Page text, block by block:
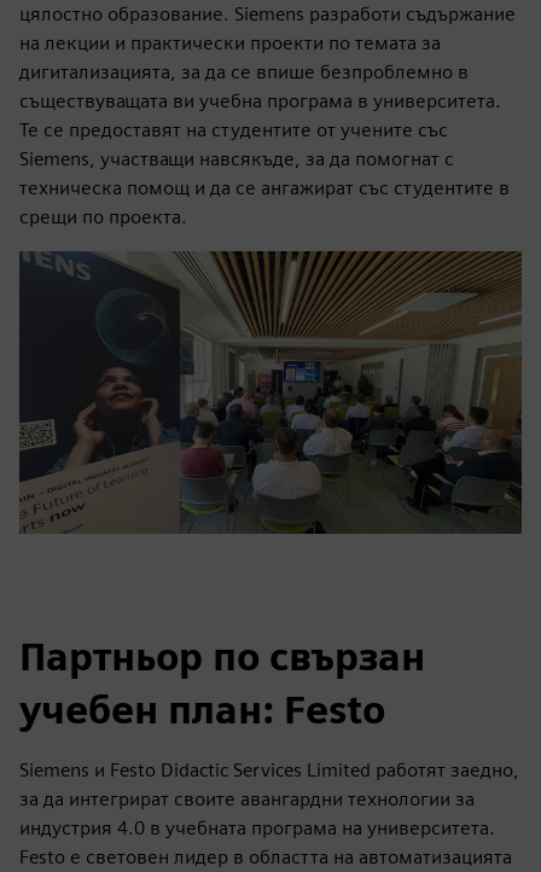
цялостно образование. Siemens разработи съдържание
на лекции и практически проекти по темата за
дигитализацията, за да се впише безпроблемно в
съществуващата ви учебна програма в университета.
Те се предоставят на студентите от учените със
Siemens, участващи навсякъде, за да помогнат с
техническа помощ и да се ангажират със студентите в
срещи по проекта.
Партньор по свързан
учебен план: Festo
Siemens и Festo Didactic Services Limited работят заедно,
за да интегрират своите авангардни технологии за
индустрия 4.0 в учебната програма на университета.
Festo е световен лидер в областта на автоматизацията